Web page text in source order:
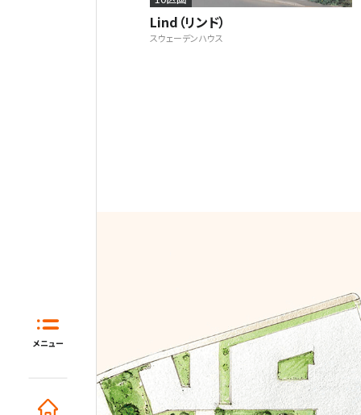
メニュー
Lind（リンド）
スウェーデンハウス
はじめてガイド
住宅展示場と
モデルハウス一覧